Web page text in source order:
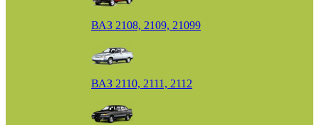
ВАЗ 2108, 2109, 21099
ВАЗ 2110, 2111, 2112